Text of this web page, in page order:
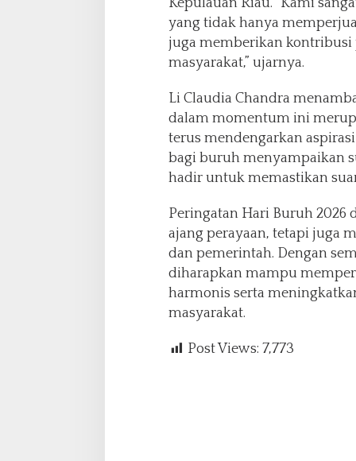
Kepulauan Riau. “Kami
yang tidak hanya
juga memberikan
masyarakat,” ujarnya.
Li Claudia Chandra
dalam momentum ini
terus mendengarkan
bagi buruh menyampaikan
hadir untuk memastikan
Peringatan Hari Buruh 2026
ajang perayaan, tetapi juga
dan pemerintah. Dengan
diharapkan mampu
harmonis serta
masyarakat.
Post Views: 7,773